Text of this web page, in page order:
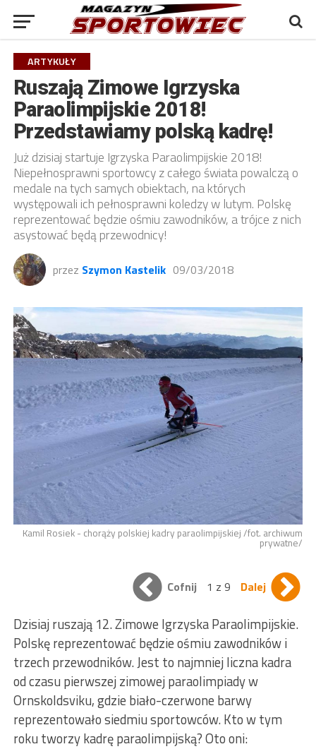
ARTYKUŁY
Ruszają Zimowe Igrzyska
Paraolimpijskie 2018!
Przedstawiamy polską kadrę!
Już dzisiaj startuje Igrzyska Paraolimpijskie 2018!
Niepełnosprawni sportowcy z całego świata powalczą o
medale na tych samych obiektach, na których
występowali ich pełnosprawni koledzy w lutym. Polskę
reprezentować będzie ośmiu zawodników, a trójce z nich
asystować będą przewodnicy!
przez Szymon Kastelik 09/03/2018
Kamil Rosiek - chorąży polskiej kadry paraolimpijskiej /fot. archiwum
prywatne/
Cofnij 1 z 9 Dalej
Dzisiaj ruszają 12. Zimowe Igrzyska Paraolimpijskie.
Polskę reprezentować będzie ośmiu zawodników i
trzech przewodników. Jest to najmniej liczna kadra
od czasu pierwszej zimowej paraolimpiady w
Ornskoldsviku, gdzie biało-czerwone barwy
reprezentowało siedmiu sportowców. Kto w tym
roku tworzy kadrę paraolimpijską? Oto oni: